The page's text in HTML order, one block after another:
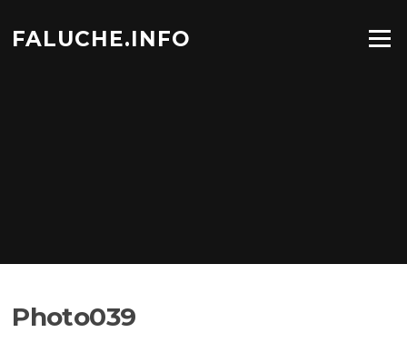
contenu
FALUCHE.INFO Menu
Photo039